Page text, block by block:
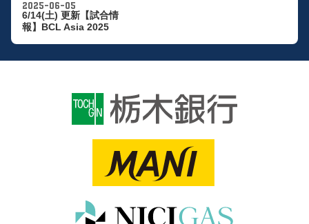
2025-06-05
6/14(土) 更新【試合情
報】BCL Asia 2025